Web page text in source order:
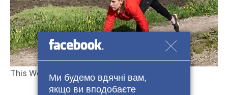
Ми будемо вдячні вам,
якщо ви вподобаєте